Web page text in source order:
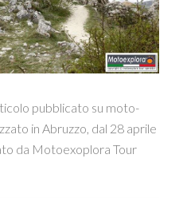
pubblicato su moto-
in Abruzzo, dal 28 aprile
da Motoexoplora Tour